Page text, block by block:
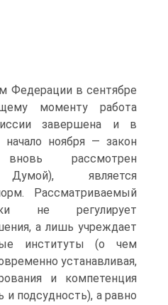
Федерации в сентябре
момен­ту работа
завершена и в
ноября — закон
рассмотрен
Думой), является
Рассматриваемый
не регулирует
а лишь учреждает
институты (о чем
устанавливая,
и компетенция
подсудность), а равно